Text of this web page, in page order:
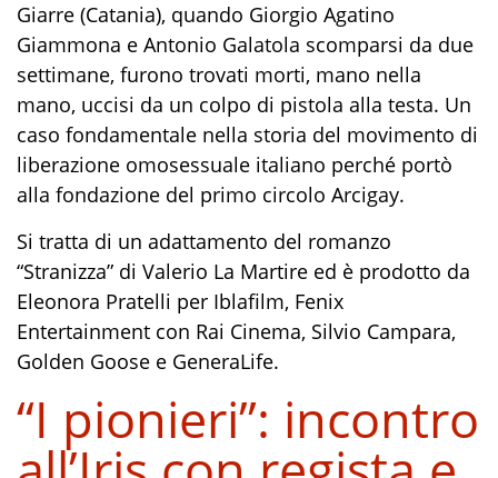
Giarre (Catania), quando Giorgio Agatino
Giammona e Antonio Galatola scomparsi da due
settimane, furono trovati morti, mano nella
mano, uccisi da un colpo di pistola alla testa. Un
caso fondamentale nella storia del movimento di
liberazione omosessuale italiano perché portò
alla fondazione del primo circolo Arcigay.
Si tratta di un adattamento del romanzo
“Stranizza” di Valerio La Martire ed è prodotto da
Eleonora Pratelli per Iblafilm, Fenix
Entertainment con Rai Cinema, Silvio Campara,
Golden Goose e GeneraLife.
“I pionieri”: incontro